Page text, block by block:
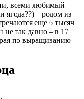
всеми любимый
ягода??) – родом из
еще 6 тысяч
не так давно – в 17
по выращиванию